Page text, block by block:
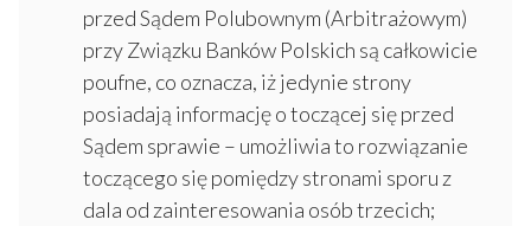
przed Sądem Polubownym (Arbitrażowym)
przy Związku Banków Polskich są całkowicie
poufne, co oznacza, iż jedynie strony
posiadają informację o toczącej się przed
Sądem sprawie – umożliwia to rozwiązanie
toczącego się pomiędzy stronami sporu z
dala od zainteresowania osób trzecich;